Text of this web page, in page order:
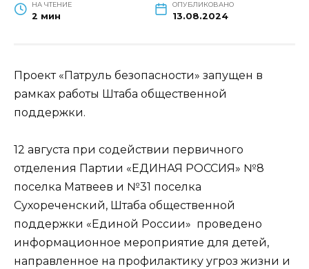
НА ЧТЕНИЕ
2 мин
ОПУБЛИКОВАНО
13.08.2024
Проект «Патруль безопасности» запущен в
рамках работы Штаба общественной
поддержки.
12 августа при содействии первичного
отделения Партии «ЕДИНАЯ РОССИЯ» №8
поселка Матвеев и №31 поселка
Сухореченский, Штаба общественной
поддержки «Единой России» проведено
информационное мероприятие для детей,
направленное на профилактику угроз жизни и